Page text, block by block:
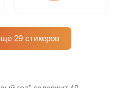
29 стикеров